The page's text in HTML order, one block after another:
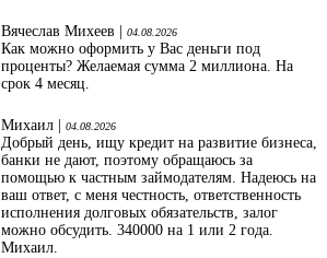
Вячеслав Михеев | 04.08.2026
Как можно оформить у Вас деньги под
проценты? Желаемая сумма 2 миллиона. На
срок 4 месяц.
Михаил | 04.08.2026
Добрый день, ищу кредит на развитие бизнеса,
банки не дают, поэтому обращаюсь за
помощью к частным займодателям. Надеюсь на
ваш ответ, с меня честность, ответственность
исполнения долговых обязательств, залог
можно обсудить. 340000 на 1 или 2 года.
Михаил.